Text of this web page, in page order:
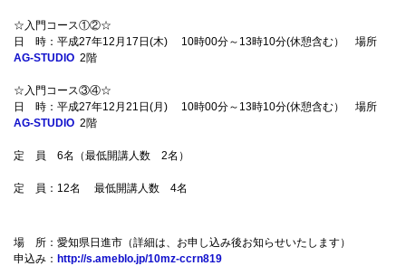
☆入門コース①②☆
日 時：平成27年12月17日(木) 10時00分～13時10分(休憩含む） 場所
AG-STUDIO 2階
☆入門コース③④☆
日 時：平成27年12月21日(月) 10時00分～13時10分(休憩含む） 場所
AG-STUDIO 2階
定 員 6名（最低開講人数 2名）
定 員：12名 最低開講人数 4名
場 所：愛知県日進市（詳細は、お申し込み後お知らせいたします）
申込み： http://s.ameblo.jp/10mz-ccrn819